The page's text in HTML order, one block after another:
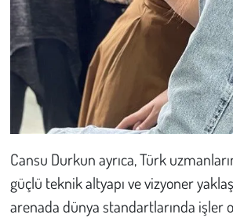
Cansu Durkun ayrıca, Türk
güçlü teknik altyapı ve vizyoner
arenada dünya standartlarında işler